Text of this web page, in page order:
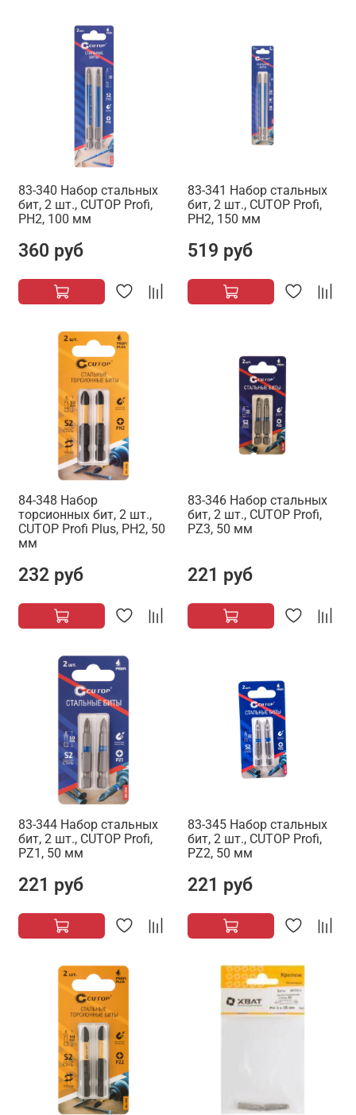
83-340 Набор стальных
бит, 2 шт., CUTOP Profi,
PH2, 100 мм
360 руб
83-341 Набор стальных
бит, 2 шт., CUTOP Profi,
PH2, 150 мм
519 руб
84-348 Набор
торсионных бит, 2 шт.,
CUTOP Profi Plus, PH2, 50
мм
232 руб
83-346 Набор стальных
бит, 2 шт., CUTOP Profi,
PZ3, 50 мм
221 руб
83-344 Набор стальных
бит, 2 шт., CUTOP Profi,
PZ1, 50 мм
221 руб
83-345 Набор стальных
бит, 2 шт., CUTOP Profi,
PZ2, 50 мм
221 руб